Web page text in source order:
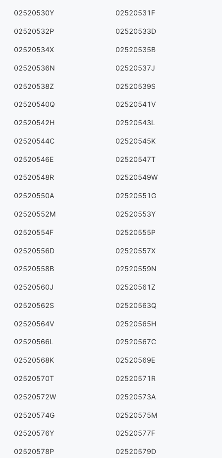
02520530Y 02520531F
02520532P 02520533D
02520534X 02520535B
02520536N 02520537J
02520538Z 02520539S
02520540Q 02520541V
02520542H 02520543L
02520544C 02520545K
02520546E 02520547T
02520548R 02520549W
02520550A 02520551G
02520552M 02520553Y
02520554F 02520555P
02520556D 02520557X
02520558B 02520559N
02520560J 02520561Z
02520562S 02520563Q
02520564V 02520565H
02520566L 02520567C
02520568K 02520569E
02520570T 02520571R
02520572W 02520573A
02520574G 02520575M
02520576Y 02520577F
02520578P 02520579D